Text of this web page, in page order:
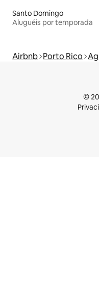
Santo Domingo
Aluguéis por temporada
Airbnb Porto Rico
©